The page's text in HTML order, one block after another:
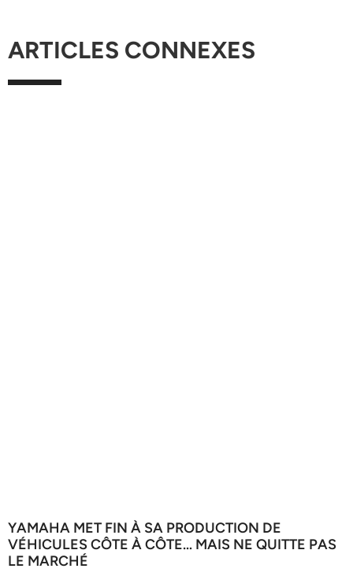
ARTICLES CONNEXES
YAMAHA MET FIN À SA PRODUCTION DE
VÉHICULES CÔTE À CÔTE… MAIS NE QUITTE PAS
LE MARCHÉ